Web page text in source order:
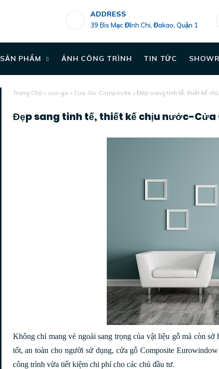
ADDRESS
39 Bis Mạc Đĩnh Chi, Đakao, Quận 1
SẢN PHẨM ẢNH CÔNG TRÌNH TIN TỨC
Trang Chủ » cua-go » Cua-Go-Composite » Đẹp sang tinh tế, thiết kế
Đẹp sang tinh tế, thiết kế chịu nước-Cửa
Không chỉ mang vẻ ngoài sang trọng của vật liệu gỗ mà còn
tốt, an toàn cho người sử dụng, cửa gỗ Composite
công trình vừa tiết kiệm chi phí cho các chủ đầu tư.